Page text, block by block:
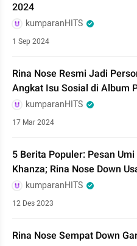
2024
kumparanHITS
1 Sep 2024
Rina Nose Resmi Jadi
Angkat Isu Sosial di Album
kumparanHITS
17 Mar 2024
5 Berita Populer: Pesan
Khanza; Rina Nose Down
kumparanHITS
12 Des 2023
Rina Nose Sempat Down